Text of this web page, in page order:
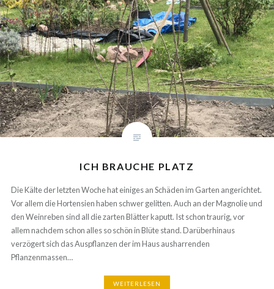
ICH BRAUCHE PLATZ
Die Kälte der letzten Woche hat einiges an Schäden im Garten
angerichtet. Vor allem die Hortensien haben schwer gelitten. Auch an
der Magnolie und den Weinreben sind all die zarten Blätter kaputt. Ist
schon traurig, vor allem nachdem schon alles so schön in Blüte stand.
Darüberhinaus verzögert sich das Auspflanzen der im Haus
ausharrenden Pflanzenmassen…